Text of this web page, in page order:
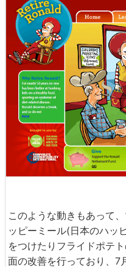
このような動きもあって
ッピーミール(日本のハッ
をつけたりフライドポテ
面の改善を行っており、7